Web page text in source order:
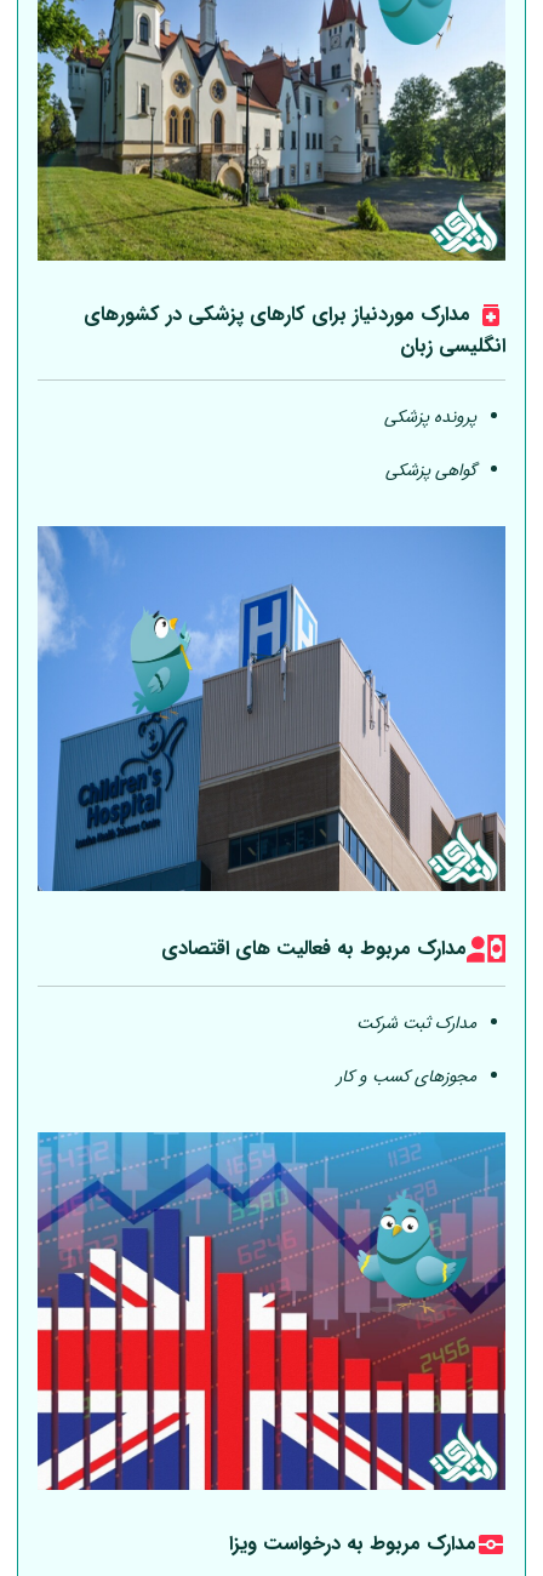
مدارک موردنیاز برای کارهای پزشکی در کشورهای
انگلیسی زبان
پرونده پزشکی
گواهی پزشکی
مدارک مربوط به فعالیت های اقتصادی
مدارک ثبت شرکت
مجوزهای کسب و کار
مدارک مربوط به درخواست ویزا